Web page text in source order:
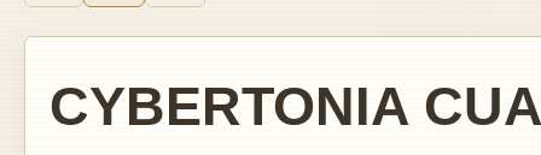
CYBERTONIA